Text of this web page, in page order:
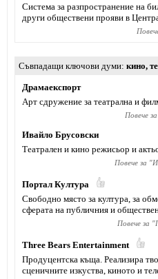
Система за разпространение на
други обществени прояви в
Съвпадащи ключови думи кино,
Драмаекспорт
Арт сдружение за театрална и
Повече
Ивайло Брусовски
Театрален и кино режисьор и
Повече за "
Портал Култура
Свободно място за култура, за
сферата на публичния и
Повече за "
Тhree Bears Entertainment
Продуцентска къща. Реализира
сценичните изкуства, киното и